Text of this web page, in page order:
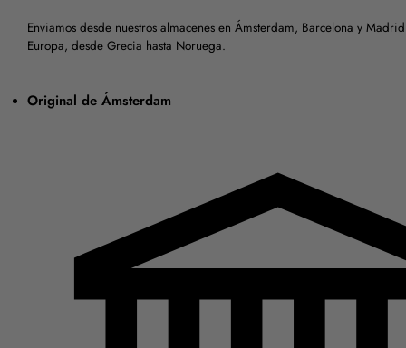
Enviamos desde nuestros almacenes en Ámsterdam, Barcelona y
Europa, desde Grecia hasta Noruega.
Original de Ámsterdam